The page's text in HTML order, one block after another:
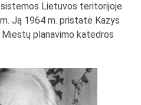
Lietuvos teritorijoje
Ją 1964 m. pristatė Kazys
planavimo katedros